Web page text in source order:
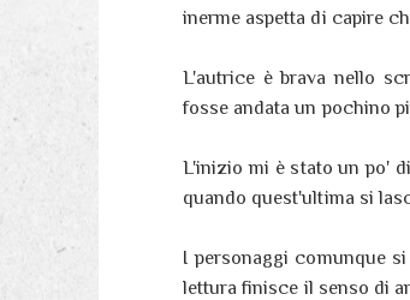
inerme aspetta di capire
L'autrice è brava nello
fosse andata un pochino
L'inizio mi è stato un po'
quando quest'ultima si
I personaggi comunque
lettura finisce il senso di